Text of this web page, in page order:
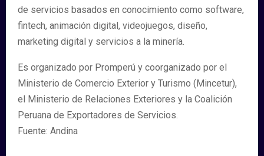
de servicios basados en conocimiento como software,
fintech, animación digital, videojuegos, diseño,
marketing digital y servicios a la minería.
Es organizado por Promperú y coorganizado por el
Ministerio de Comercio Exterior y Turismo (Mincetur),
el Ministerio de Relaciones Exteriores y la Coalición
Peruana de Exportadores de Servicios.
Fuente: Andina